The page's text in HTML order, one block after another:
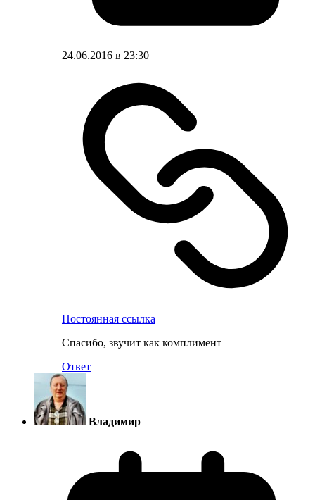
24.06.2016 в 23:30
Постоянная ссылка
Спасибо, звучит как комплимент
Ответ
Владимир